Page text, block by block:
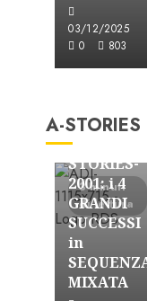
03/12/2025
0
803
A-STORIES
3 minuti
di lettura
FREE
A-
STORIES-
2001: i 4
GRANDI
SUCCESSI
in
SEQUENZA
MIXATA
A-Stories